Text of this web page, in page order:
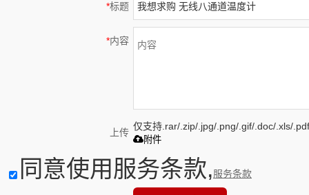
*标题
*内容
上传
仅支持.rar/.zip/.jpg/.png/.gif/.doc/.xls/
附件
同意使用服务条款,服务条款